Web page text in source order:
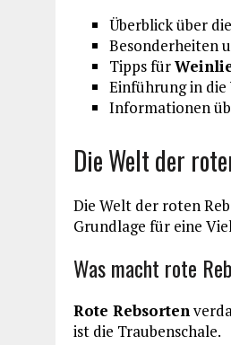
Überblick über
Besonderheiten
Tipps für
Einführung in die
Informationen
Die Welt der
Die Welt der roten
Grundlage für eine
Was macht rote
Rote Rebsorten
ist die Traubenschale.